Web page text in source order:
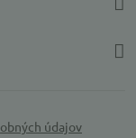
údajov